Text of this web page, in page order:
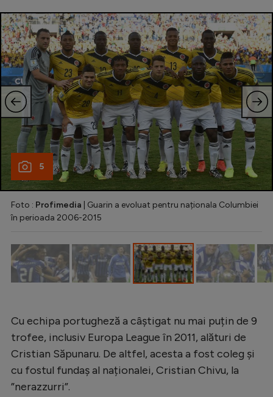
Stranieri
Clasamente
Tenis
Handbal
Natație
Formula 1
Gimnastică
Rugby
Ciclism
JO 2024
JO 2026
5
Foto : Profimedia | Guarin a evoluat pentru naționala Columbiei
în perioada 2006-2015
Cu echipa portugheză a câștigat nu mai puțin de 9
trofee, inclusiv Europa League în 2011, alături de
Cristian Săpunaru. De altfel, acesta a fost coleg și
cu fostul fundaș al naționalei, Cristian Chivu, la
”nerazzurri”.